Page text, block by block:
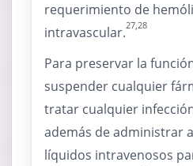
requerimiento de
intravascular.27,28
Para preservar la
suspender cualquier
tratar cualquier
además de administrar
líquidos intravenosos